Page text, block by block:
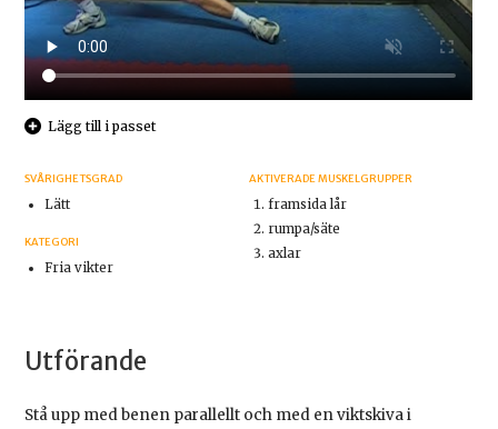
Lägg till i passet
SVÅRIGHETSGRAD
Lätt
KATEGORI
Fria vikter
AKTIVERADE MUSKELGRUPPER
framsida lår
rumpa/säte
axlar
Utförande
Stå upp med benen parallellt och med en viktskiva i